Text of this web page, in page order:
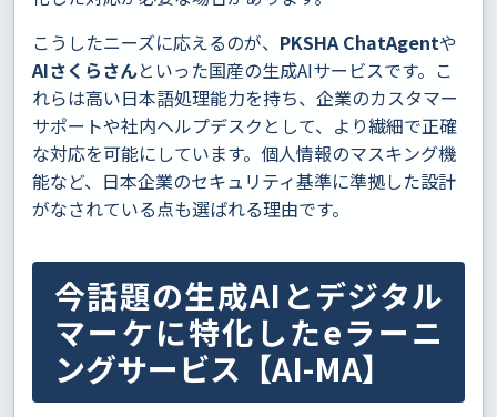
こうしたニーズに応えるのが、 PKSHA ChatAgentや
AIさくらさんといった国産の生成AIサービスです。こ
れらは高い日本語処理能力を持ち、企業のカスタマー
サポートや社内ヘルプデスクとして、より繊細で正確
な対応を可能にしています。個人情報のマスキング機
能など、日本企業のセキュリティ基準に準拠した設計
がなされている点も選ばれる理由です。
今話題の生成AIとデジタル
マーケに特化したeラーニ
ングサービス【AI-MA】